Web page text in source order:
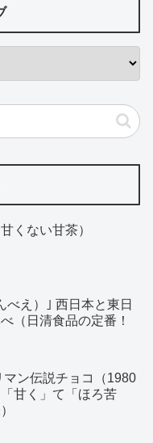
くない甘茶）
べえ）｣ 西日本と東日
（日清食品の定番！
マン伝説チョコ（1980
甘く」て「ほろ苦